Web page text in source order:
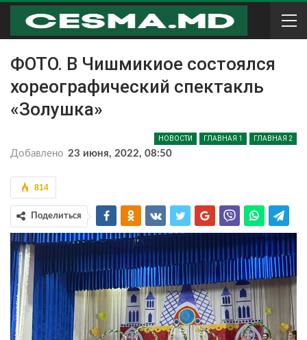
ФОТО. В Чишмикиое состоялся
хореографический спектакль
«Золушка»
НОВОСТИ ГЛАВНАЯ 1 ГЛАВНАЯ 2
Добавлено 23 июня, 2022, 08:50
814
Поделиться